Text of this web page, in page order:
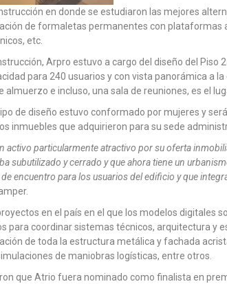
en donde se estudiaron las mejores
de formaletas permanentes con plataformas
etc.
Arpro estuvo a cargo del diseño del Piso
para 240 usuarios y con vista panorámica a
almuerzo e incluso, una sala de reuniones, es el
de diseño estuvo conformado por mujeres y
inmuebles que adquirieron para su sede
activo particularmente atractivo por su oferta
subutilizado y cerrado y que ahora tiene un
encuentro para los usuarios del edificio y que
en el país en el que los modelos digitales
para coordinar sistemas técnicos, arquitectura y
de toda la estructura metálica y fachada
de maniobras logísticas, entre otros.
que Atrio fuera nominado como finalista en